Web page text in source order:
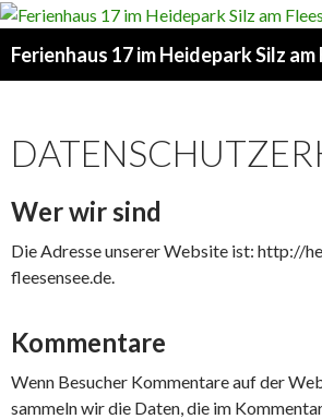
Wer wir sind
Die Adresse unserer Website ist: http://
fleesensee.de.
Kommentare
Wenn Besucher Kommentare auf der
sammeln wir die Daten, die im